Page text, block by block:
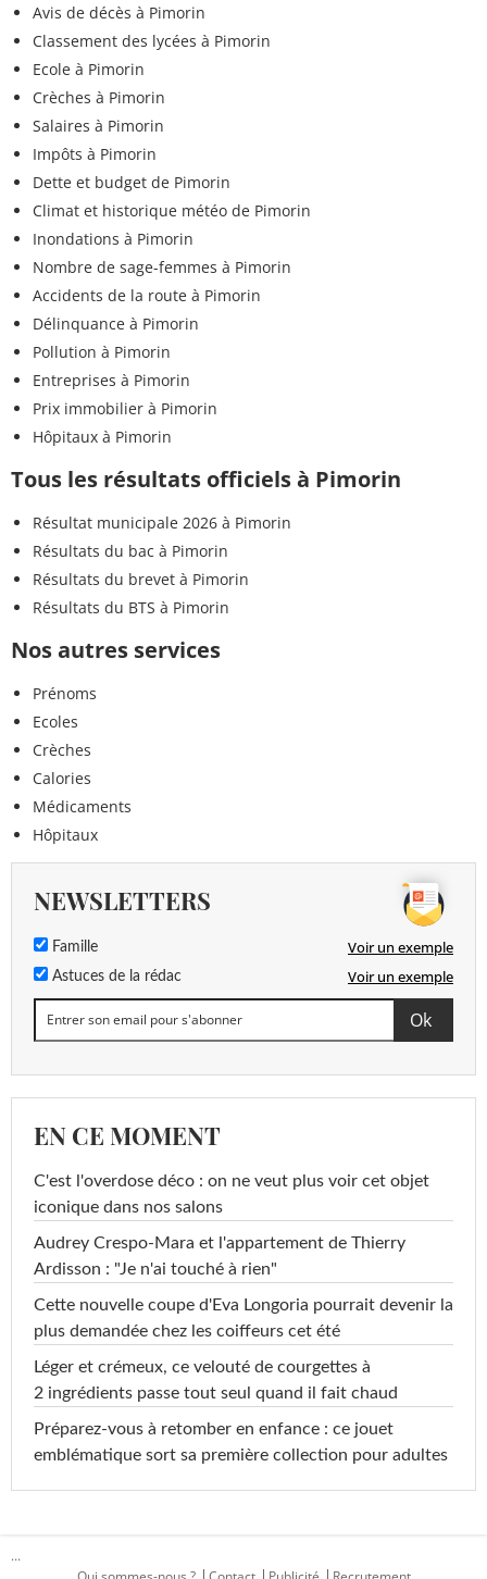
Avis de décès à Pimorin
Classement des lycées à Pimorin
Ecole à Pimorin
Crèches à Pimorin
Salaires à Pimorin
Impôts à Pimorin
Dette et budget de Pimorin
Climat et historique météo de Pimorin
Inondations à Pimorin
Nombre de sage-femmes à Pimorin
Accidents de la route à Pimorin
Délinquance à Pimorin
Pollution à Pimorin
Entreprises à Pimorin
Prix immobilier à Pimorin
Hôpitaux à Pimorin
Tous les résultats officiels à Pimorin
Résultat municipale 2026 à Pimorin
Résultats du bac à Pimorin
Résultats du brevet à Pimorin
Résultats du BTS à Pimorin
Nos autres services
Prénoms
Ecoles
Crèches
Calories
Médicaments
Hôpitaux
NEWSLETTERS
Famille Voir un exemple
Astuces de la rédac Voir un exemple
EN CE MOMENT
C'est l'overdose déco : on ne veut plus voir cet objet
iconique dans nos salons
Audrey Crespo-Mara et l'appartement de Thierry
Ardisson : "Je n'ai touché à rien"
Cette nouvelle coupe d'Eva Longoria pourrait devenir la
plus demandée chez les coiffeurs cet été
Léger et crémeux, ce velouté de courgettes à
2 ingrédients passe tout seul quand il fait chaud
Préparez-vous à retomber en enfance : ce jouet
emblématique sort sa première collection pour adultes
...